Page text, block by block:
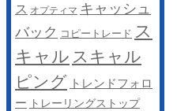
ス オプティマ キャッシュ
バック コピートレード ス
キャル スキャル
ピング トレンドフォロ
ー トレーリングストップ